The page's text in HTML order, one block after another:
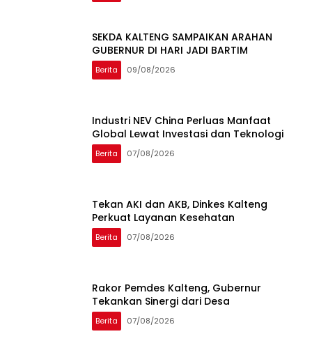
SEKDA KALTENG SAMPAIKAN ARAHAN
GUBERNUR DI HARI JADI BARTIM
Berita 09/08/2026
Industri NEV China Perluas Manfaat
Global Lewat Investasi dan Teknologi
Berita 07/08/2026
Tekan AKI dan AKB, Dinkes Kalteng
Perkuat Layanan Kesehatan
Berita 07/08/2026
Rakor Pemdes Kalteng, Gubernur
Tekankan Sinergi dari Desa
Berita 07/08/2026